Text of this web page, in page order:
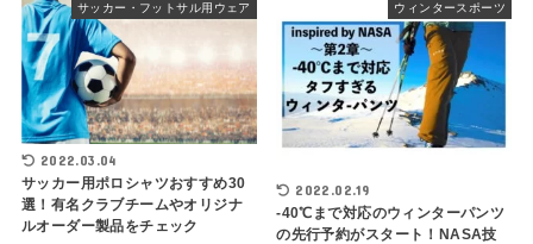
サッカー・フットサル用ウェア
2022.03.04
サッカー用ポロシャツおすすめ30
選！有名クラブチームやオリジナ
ルオーダー製品をチェック
ウィンタースポーツ
2022.02.19
-40℃まで対応のウィンターパンツ
の先行予約がスタート！NASA技